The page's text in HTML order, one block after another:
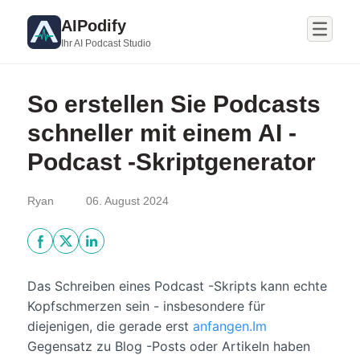
AIPodify
Ihr AI Podcast Studio
So erstellen Sie Podcasts
schneller mit einem AI -
Podcast -Skriptgenerator
Ryan 06. August 2024
Das Schreiben eines Podcast -Skripts kann echte
Kopfschmerzen sein - insbesondere für
diejenigen, die gerade erst anfangen.Im
Gegensatz zu Blog -Posts oder Artikeln haben